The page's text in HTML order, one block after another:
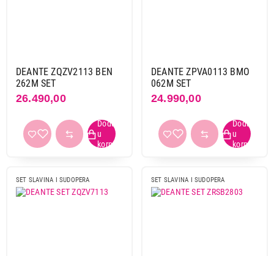
DEANTE ZQZV2113 BEN
262M SET
26.490,00
DEANTE ZPVA0113 BMO
062M SET
24.990,00
SET SLAVINA I SUDOPERA SET SLAVINA I SUDOPERA